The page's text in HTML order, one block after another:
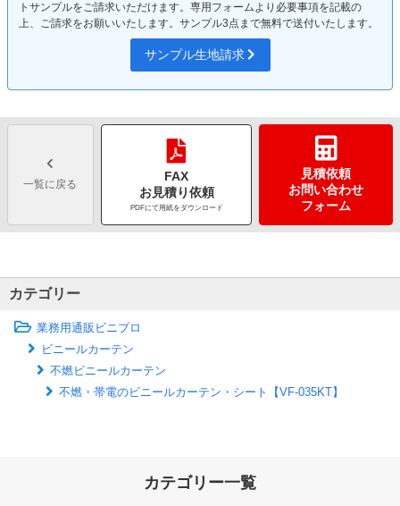
トサンプルをご請求いただけます。専用フォームより必要事項を記載の
上、ご請求をお願いいたします。サンプル3点まで無料で送付いたします。
サンプル生地請求
一覧に戻る
FAX
お見積り依頼
PDFにて用紙をダウンロード
見積依頼
お問い合わせ
フォーム
カテゴリー
業務用通販ビニプロ
ビニールカーテン
不燃ビニールカーテン
不燃・帯電のビニールカーテン・シート【VF-035KT】
カテゴリー一覧